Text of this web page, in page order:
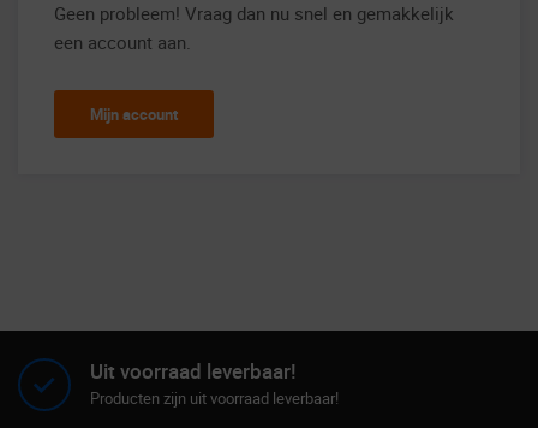
Geen probleem! Vraag dan nu snel en gemakkelijk
een account aan.
Mijn account
Uit voorraad leverbaar!
Producten zijn uit voorraad leverbaar!